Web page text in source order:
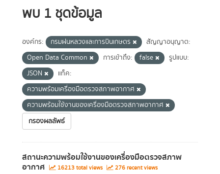
พบ 1 ชุดข้อมูล
องค์กร: กรมฝนหลวงและการบินเกษตร
สัญญาอนุญาต:
Open Data Common
การเข้าถึง: false
รูปแบบ:
JSON
แท็ค:
ความพร้อมเครื่องมือตรวจสภาพอากาศ
ความพร้อมใช้งานของเครื่องมือตรวจสภาพอากาศ
กรองผลลัพธ์
สถานะความพร้อมใช้งานของเครื่องมือตรวจสภาพ
อากาศ 16213 total views 276 recent views